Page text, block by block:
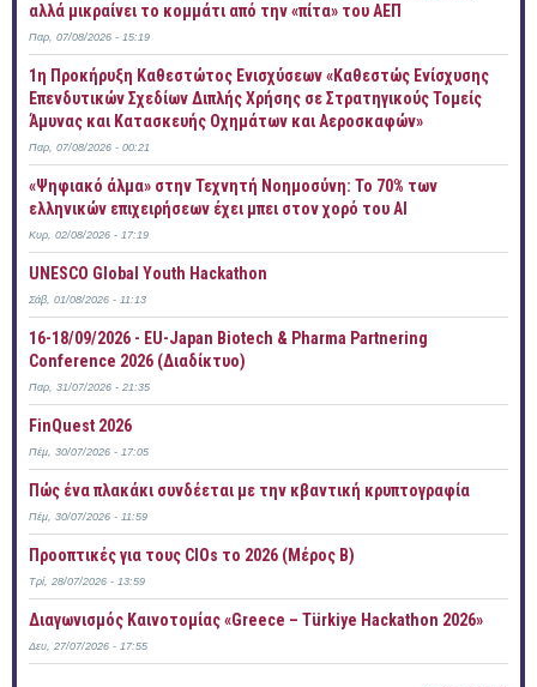
αλλά μικραίνει το κομμάτι από την «πίτα» του ΑΕΠ
Παρ, 07/08/2026 - 15:19
1η Προκήρυξη Καθεστώτος Ενισχύσεων «Καθεστώς Ενίσχυσης
Επενδυτικών Σχεδίων Διπλής Χρήσης σε Στρατηγικούς Τομείς
Άμυνας και Κατασκευής Οχημάτων και Αεροσκαφών»
Παρ, 07/08/2026 - 00:21
«Ψηφιακό άλμα» στην Τεχνητή Νοημοσύνη: Το 70% των
ελληνικών επιχειρήσεων έχει μπει στον χορό του AI
Κυρ, 02/08/2026 - 17:19
UNESCO Global Youth Hackathon
Σάβ, 01/08/2026 - 11:13
16-18/09/2026 - EU-Japan Biotech & Pharma Partnering
Conference 2026 (Διαδίκτυο)
Παρ, 31/07/2026 - 21:35
FinQuest 2026
Πέμ, 30/07/2026 - 17:05
Πώς ένα πλακάκι συνδέεται με την κβαντική κρυπτογραφία
Πέμ, 30/07/2026 - 11:59
Προοπτικές για τους CIOs το 2026 (Μέρος Β)
Τρί, 28/07/2026 - 13:59
Διαγωνισμός Καινοτομίας «Greece – Türkiye Hackathon 2026»
Δευ, 27/07/2026 - 17:55